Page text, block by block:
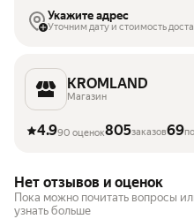
Укажите адрес
Уточним дату и стоимость
KROMLAND
Магазин
4.990 оценок805заказов69
Нет отзывов и оценок
Пока можно почитать вопросы
узнать больше